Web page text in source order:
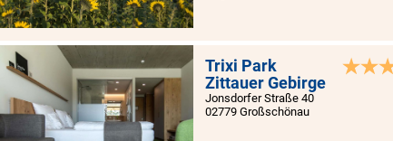
Trixi Park
Zittauer Gebirge
Jonsdorfer Straße 40
02779 Großschönau